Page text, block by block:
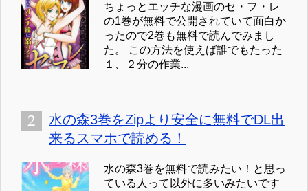
ちょっとエッチな漫画のセ・フ・レ
の1巻が無料で公開されていて面白か
ったので2巻も無料で読んでみまし
た。 この方法を使えば誰でもたった
１、２分の作業...
水の森3巻をZipより安全に無料でDL出
来るスマホで読める！
水の森3巻を無料で読みたい！と思っ
ている人って以外に多いみたいです